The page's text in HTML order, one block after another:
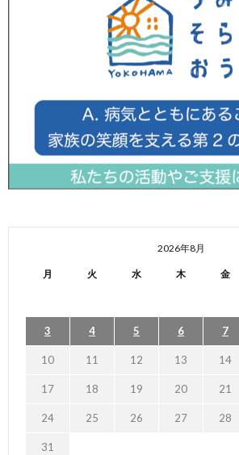
2026年8月
月 火 水 木 金
3 4 5 6 7
10 11 12 13 14
17 18 19 20 21
24 25 26 27 28
31